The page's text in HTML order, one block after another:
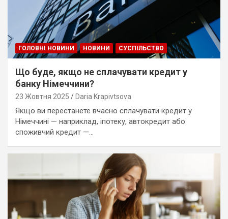
ГОЛОВНІ НОВИНИ НОВИНИ СУСПІЛЬСТВО
Що буде, якщо не сплачувати кредит у
банку Німеччини?
23 Жовтня 2025 Daria Krapivtsova
Якщо ви перестанете вчасно сплачувати кредит у
Німеччині — наприклад, іпотеку, автокредит або
споживчий кредит —…